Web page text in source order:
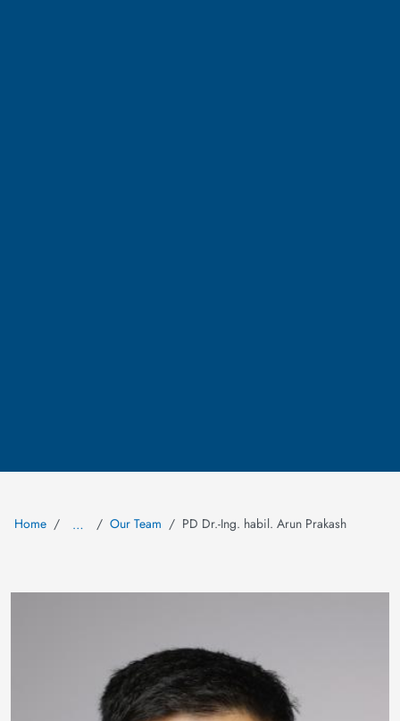
Home … Our Team PD Dr.-Ing. habil. Arun Prakash